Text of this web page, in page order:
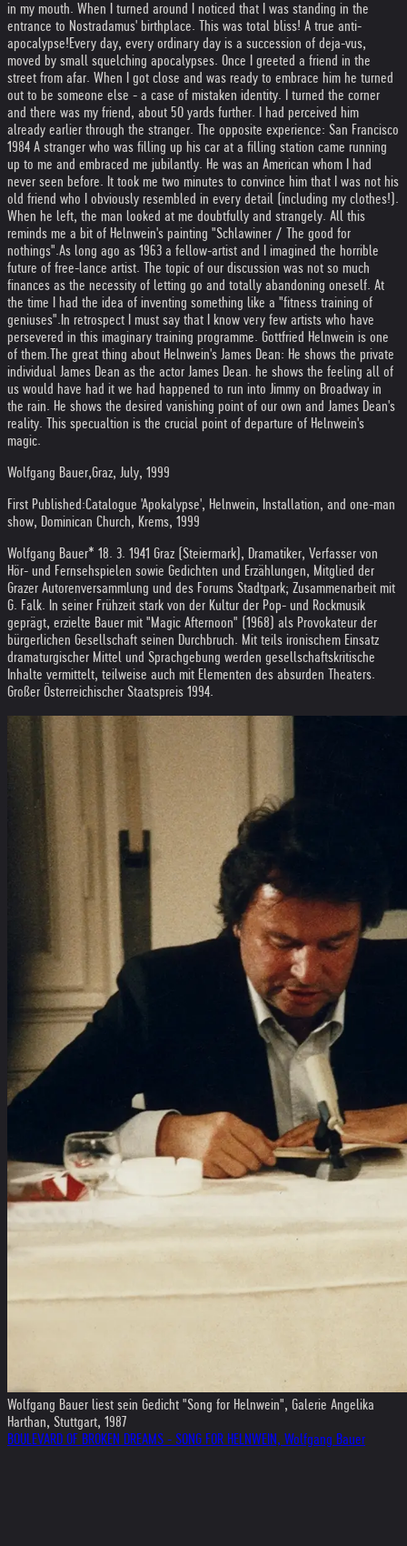
in my mouth. When I turned around I noticed that I was standing in the
entrance to Nostradamus' birthplace. This was total bliss! A true anti-
apocalypse!Every day, every ordinary day is a succession of deja-vus,
moved by small squelching apocalypses. Once I greeted a friend in the
street from afar. When I got close and was ready to embrace him he turned
out to be someone else - a case of mistaken identity. I turned the corner
and there was my friend, about 50 yards further. I had perceived him
already earlier through the stranger. The opposite experience: San Francisco
1984 A stranger who was filling up his car at a filling station came running
up to me and embraced me jubilantly. He was an American whom I had
never seen before. It took me two minutes to convince him that I was not his
old friend who I obviously resembled in every detail (including my clothes!).
When he left, the man looked at me doubtfully and strangely. All this
reminds me a bit of Helnwein's painting "Schlawiner / The good for
nothings".As long ago as 1963 a fellow-artist and I imagined the horrible
future of free-lance artist. The topic of our discussion was not so much
finances as the necessity of letting go and totally abandoning oneself. At
the time I had the idea of inventing something like a "fitness training of
geniuses". In retrospect I must say that I know very few artists who have
persevered in this imaginary training programme. Gottfried Helnwein is one
of them. The great thing about Helnwein's James Dean: He shows the private
individual James Dean as the actor James Dean. he shows the feeling all of
us would have had it we had happened to run into Jimmy on Broadway in
the rain. He shows the desired vanishing point of our own and James Dean's
reality. This specualtion is the crucial point of departure of Helnwein's
magic.
Wolfgang Bauer,Graz, July, 1999
First Published:Catalogue 'Apokalypse', Helnwein, Installation, and one-man
show, Dominican Church, Krems, 1999
Wolfgang Bauer* 18. 3. 1941 Graz (Steiermark), Dramatiker, Verfasser von
Hör- und Fernsehspielen sowie Gedichten und Erzählungen, Mitglied der
Grazer Autorenversammlung und des Forums Stadtpark; Zusammenarbeit mit
G. Falk. In seiner Frühzeit stark von der Kultur der Pop- und Rockmusik
geprägt, erzielte Bauer mit "Magic Afternoon" (1968) als Provokateur der
bürgerlichen Gesellschaft seinen Durchbruch. Mit teils ironischem Einsatz
dramaturgischer Mittel und Sprachgebung werden gesellschaftskritische
Inhalte vermittelt, teilweise auch mit Elementen des absurden Theaters.
Großer Österreichischer Staatspreis 1994.
Wolfgang Bauer liest sein Gedicht "Song for Helnwein", Galerie Angelika
Harthan, Stuttgart, 1987
BOULEVARD OF BROKEN DREAMS - SONG FOR HELNWEIN, Wolfgang Bauer